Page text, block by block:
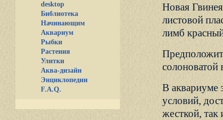
desktop
Библиотека
Начинающим
Аквариум
Рыбки
Растения
Улитки
Аква-дизайн
Энциклопедии
F.A.Q.
Новая
листовой
лимб
солоноватой
В аквариуме
условий,
жесткой, так